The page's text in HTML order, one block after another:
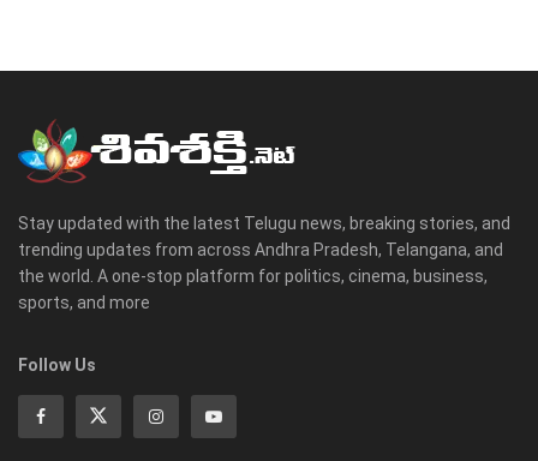
Stay updated with the latest Telugu news, breaking stories, and
trending updates from across Andhra Pradesh, Telangana, and
the world. A one-stop platform for politics, cinema, business,
sports, and more
Follow Us